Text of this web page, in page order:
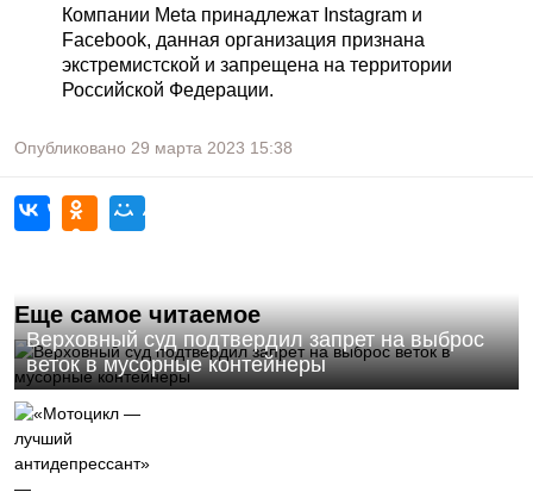
Компании Meta принадлежат Instagram и
Facebook, данная организация признана
экстремистской и запрещена на территории
Российской Федерации.
Опубликовано 29 марта 2023 15:38
Еще самое читаемое
Верховный суд подтвердил запрет на выброс
веток в мусорные контейнеры